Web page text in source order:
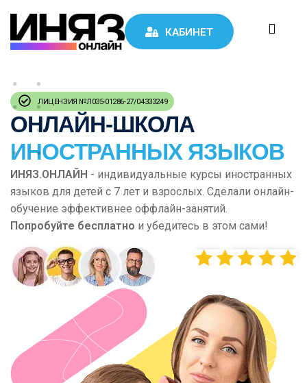
КАБИНЕТ
ЛИЦЕНЗИЯ №Л035-01286-27/04333249
ОНЛАЙН-ШКОЛА
ИНОСТРАННЫХ ЯЗЫКОВ
ИНЯЗ.ОНЛАЙН - индивидуальные курсы иностранных
языков для детей с 7 лет и взрослых. Сделали онлайн-
обучение эффективнее оффлайн-занятий.
Попробуйте бесплатно и убедитесь в этом сами!
200+ ОТЗЫВОВ